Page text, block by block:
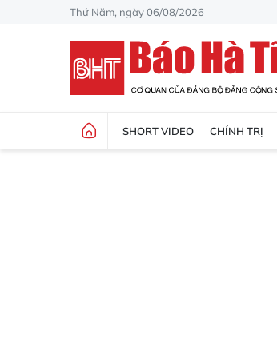
Thứ Năm, ngày 06/08/2026
SHORT VIDEO CHÍNH TRỊ